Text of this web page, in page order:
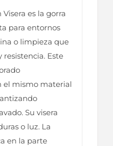
es la gorra
para entornos
o limpieza que
Este
el mismo material
Su visera
o luz. La
en la parte